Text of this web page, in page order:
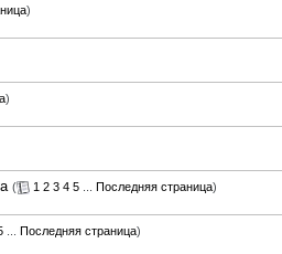
)
)
( 1 2 3 4 5 Последняя страница)
Последняя страница)